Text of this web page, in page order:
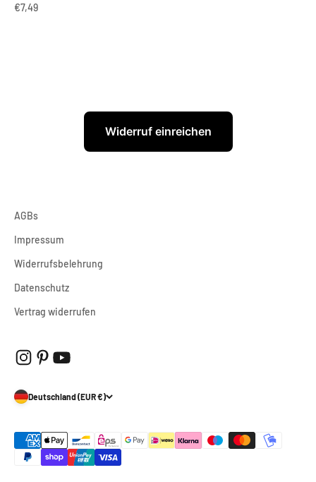
Angebot
€7,49
Widerruf einreichen
AGBs
Impressum
Widerrufsbelehrung
Datenschutz
Vertrag widerrufen
Deutschland (EUR €)